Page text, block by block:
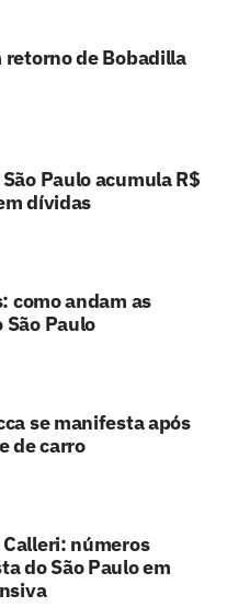
retorno de Bobadilla
Paulo acumula R$
dívidas
como andam as
São Paulo
se manifesta após
de carro
Calleri: números
do São Paulo em